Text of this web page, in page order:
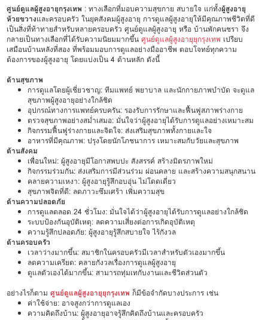
ศูนย์ดูแลผู้สูงอายุกรุงเทพ : ทางเลือกที่มอบความสุขกาย สบายใจ แก่ทั้งผู้สูงอายุ
ห้วยขวางและครอบครัว ในยุคสังคมผู้สูงอายุ การดูแลผู้สูงอายุให้มีคุณภาพชีวิตที่ดี
เป็นสิ่งที่ท้าทายสำหรับหลายครอบครัว ศูนย์ดูแลผู้สูงอายุ หรือ บ้านพักคนชรา จึง
กลายเป็นทางเลือกที่ได้รับความนิยมมากขึ้นศูนย์ดูแลผู้สูงอายุยุกรุงเทพ เปรียบ
เสมือนบ้านหลังที่สอง ที่พร้อมมอบการดูแลอย่างมืออาชีพ ตอบโจทย์ทุกความ
ต้องการของผู้สูงอายุ โดยแบ่งเป็น 4 ด้านหลัก ดังนี้
ด้านสุขภาพ
การดูแลโดยผู้เชี่ยวชาญ: ทีมแพทย์ พยาบาล และนักกายภาพบำบัด จะดูแล
สุขภาพผู้สูงอายุอย่างใกล้ชิด
อุปกรณ์ทางการแพทย์ครบครัน: รองรับการรักษาและฟื้นฟูสภาพร่างกาย
ตรวจสุขภาพอย่างสม่ำเสมอ: มั่นใจว่าผู้สูงอายุได้รับการดูแลอย่างเหมาะสม
กิจกรรมฟื้นฟูร่างกายและจิตใจ: ส่งเสริมสุขภาพทั้งกายและใจ
อาหารที่มีคุณภาพ: ปรุงโดยนักโภชนาการ เหมาะสมกับวัยและสุขภาพ
ด้านสังคม
เพื่อนใหม่: ผู้สูงอายุมีโอกาสพบปะ สังสรรค์ สร้างมิตรภาพใหม่
กิจกรรมร่วมกัน: ส่งเสริมการมีส่วนร่วม ผ่อนคลาย และสร้างความสนุกสนาน
คลายความเหงา: ผู้สูงอายุรู้สึกอบอุ่น ไม่โดดเดี่ยว
สุขภาพจิตที่ดี: ลดภาวะซึมเศร้า เพิ่มความสุข
ด้านความปลอดภัย
การดูแลตลอด 24 ชั่วโมง: มั่นใจได้ว่าผู้สูงอายุได้รับการดูแลอย่างใกล้ชิด
ระบบป้องกันอุบัติเหตุ: ลดความเสี่ยงต่อการเกิดอุบัติเหตุ
ความรู้สึกปลอดภัย: ผู้สูงอายุรู้สึกสบายใจ ไร้กังวล
ด้านครอบครัว
เวลาว่างมากขึ้น: สมาชิกในครอบครัวมีเวลาสำหรับตัวเองมากขึ้น
ลดความเครียด: คลายกังวลเรื่องการดูแลผู้สูงอายุ
ดูแลตัวเองได้มากขึ้น: สามารถทุ่มเทกับงานและชีวิตส่วนตัว
อย่างไรก็ตามศูนย์ดูแลผู้สูงอายุยุกรุงเทพ ก็มีข้อจำกัดบางประการ เช่น
ค่าใช้จ่าย: อาจสูงกว่าการดูแลเอง
ความคิดถึงบ้าน: ผู้สูงอายุอาจรู้สึกคิดถึงบ้านและครอบครัว